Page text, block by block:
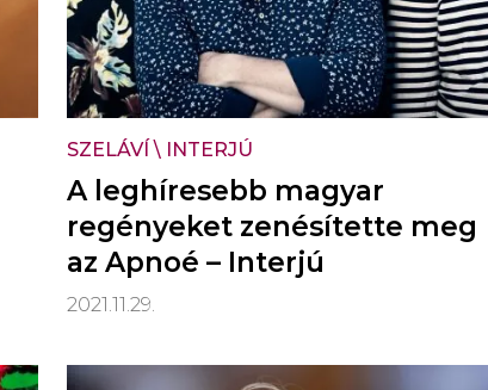
SZELÁVÍ \ INTERJÚ
A leghíresebb magyar
regényeket zenésítette meg
az Apnoé – Interjú
2021.11.29.